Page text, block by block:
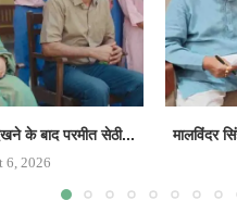
के बाद परमीत सेठी...
6, 2026
मालविंदर